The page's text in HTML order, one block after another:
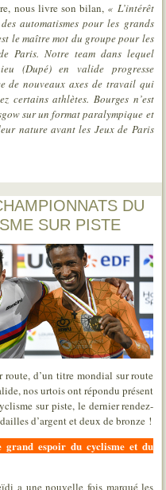
nous livre son bilan, « L’intérêt
automatismes pour les grands
le maître mot du groupe pour les
Paris. Notre team dans lequel
(Dupé) en valide progresse
de nouveaux axes de travail qui
certains athlètes. Bourges n’est
sur un format paralympique et
nature avant les Jeux de Paris
DU
SUR PISTE
route, d’un titre mondial sur route
nos urtois ont répondu présent
sur piste, le dernier rendez-
d’argent et deux de bronze !
grand espoir du cyclisme et du